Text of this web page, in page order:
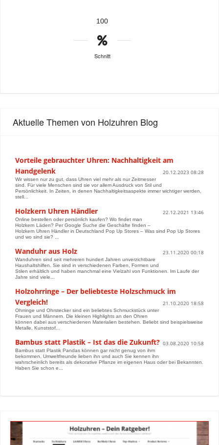
100
Schnitt
Aktuelle Themen von Holzuhren Blog
Vorteile gebrauchter Uhren: Nachhaltigkeit am
Handgelenk
20.12.2023 08:28
Wir wissen nur zu gut, dass Uhren viel mehr als nur Zeitmesser
sind. Für viele Menschen sind sie vor allem Ausdruck von Stil und
Persönlichkeit. In Zeiten, in denen Nachhaltigkeitsaspekte immer wichtiger werden,
stell...
Holzkern Uhren Händler 22.12.2021 13:46
Online bestellen oder persönlich kaufen? Wo findet man
Holzkern Läden? Per Google Suche die Geschäfte finden –
Holzkern Uhren Händler in Deutschland Pop Up Stores – Was sind Pop Up Stores
und wo sind sie? ...
Wanduhr aus Holz 23.11.2020 00:18
Wanduhren sind seit mehreren hundert Jahren unverzichtbare
Haushaltshilfen. Sie sind in verschiedenen Farben, Formen und
Stilen erhältlich und haben manchmal eine Vielzahl von Funktionen. Im Laufe der
Jahre sind viele...
Holzohrringe – Der beliebteste Holzschmuck im
Vergleich!
21.10.2020 18:58
Ohrringe und Ohrstecker sind ein beliebtes Schmuckstück unter
Frauen und Männern. Die kleinen Highlights an den Ohren
können dabei aus verschiedenen Materialien bestehen. Beliebt sind beispielsweise
Metalle, Kunststof...
Bambus statt Plastik – Ist das die Zukunft? 03.08.2020 10:58
Bambus statt Plastik Pandas können gar nicht genug von ihm
bekommen, Umweltfreunde lieben ihn und auch Sie kennen ihn
wahrscheinlich bereits als dekorative Pflanze im eigenen Haus oder bei Bekannten.
Haben Sie schon e...